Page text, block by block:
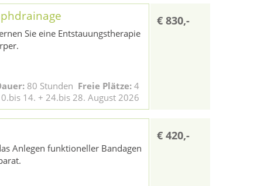
Sie eine Entstauungstherapie
80 Stunden Freie Plätze: 4
14. + 24.bis 28. August 2026
€ 830,-
Anlegen funktioneller Bandagen
€ 420,-